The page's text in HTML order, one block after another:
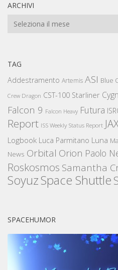
ARCHIVI
Archivi
TAG
Addestramento Artemis ASI Blue
Crew Dragon CST-100 Starliner
Falcon 9 Falcon Heavy Futura
Report ISS Weekly Status Report
Logbook Luca Parmitano Luna
News Orbital Orion Paolo
Roskosmos Samantha
SoyuzSpace Shuttle
SPACEHUMOR